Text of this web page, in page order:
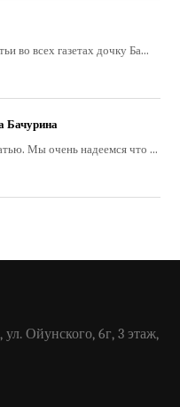
во всех газетах дочку Ба...
Бачурина
Мы очень надеемся что ...
Ойунского, 6г, 3 этаж,